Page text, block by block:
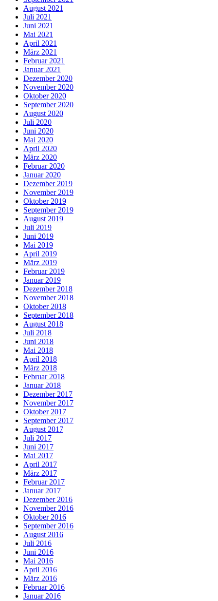
August 2021
Juli 2021
Juni 2021
Mai 2021
April 2021
März 2021
Februar 2021
Januar 2021
Dezember 2020
November 2020
Oktober 2020
September 2020
August 2020
Juli 2020
Juni 2020
Mai 2020
April 2020
März 2020
Februar 2020
Januar 2020
Dezember 2019
November 2019
Oktober 2019
September 2019
August 2019
Juli 2019
Juni 2019
Mai 2019
April 2019
März 2019
Februar 2019
Januar 2019
Dezember 2018
November 2018
Oktober 2018
September 2018
August 2018
Juli 2018
Juni 2018
Mai 2018
April 2018
März 2018
Februar 2018
Januar 2018
Dezember 2017
November 2017
Oktober 2017
September 2017
August 2017
Juli 2017
Juni 2017
Mai 2017
April 2017
März 2017
Februar 2017
Januar 2017
Dezember 2016
November 2016
Oktober 2016
September 2016
August 2016
Juli 2016
Juni 2016
Mai 2016
April 2016
März 2016
Februar 2016
Januar 2016